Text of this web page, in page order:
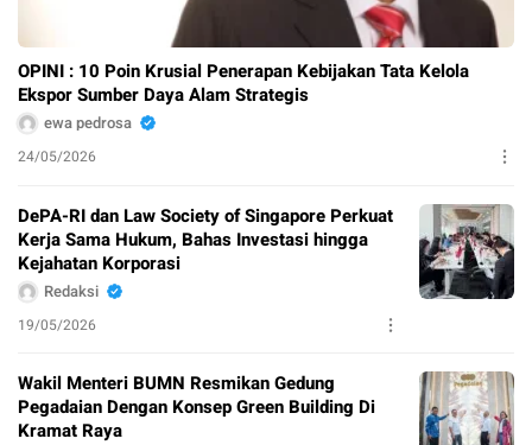
OPINI : 10 Poin Krusial Penerapan Kebijakan Tata Kelola
Ekspor Sumber Daya Alam Strategis
ewa pedrosa
24/05/2026
DePA-RI dan Law Society of Singapore Perkuat
Kerja Sama Hukum, Bahas Investasi hingga
Kejahatan Korporasi
Redaksi
19/05/2026
Wakil Menteri BUMN Resmikan Gedung
Pegadaian Dengan Konsep Green Building Di
Kramat Raya